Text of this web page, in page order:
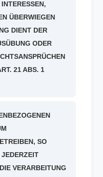
ÜBERWIEGEN
DIENT DER
ODER
21 ABS. 1
SO
JEDERZEIT
VERARBEITUNG